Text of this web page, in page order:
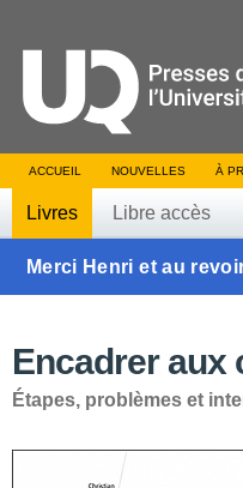
ACCUEIL NOUVELLES À
Livres Libre accès
Merci Henri et au
Encadrer aux
Étapes, problèmes et